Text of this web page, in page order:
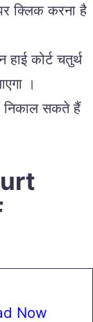
क्लिक करना है
कोर्ट चतुर्थ
।
सकते हैं
Now